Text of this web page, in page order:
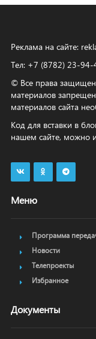
Реклама на сайте:
Тел: +7 (8782)
© Все права
материалов
материалов сайта
Код для вставки в
нашем сайте, можно
Меню
Программа
Новости
Телепроекты
Избранное
Документы